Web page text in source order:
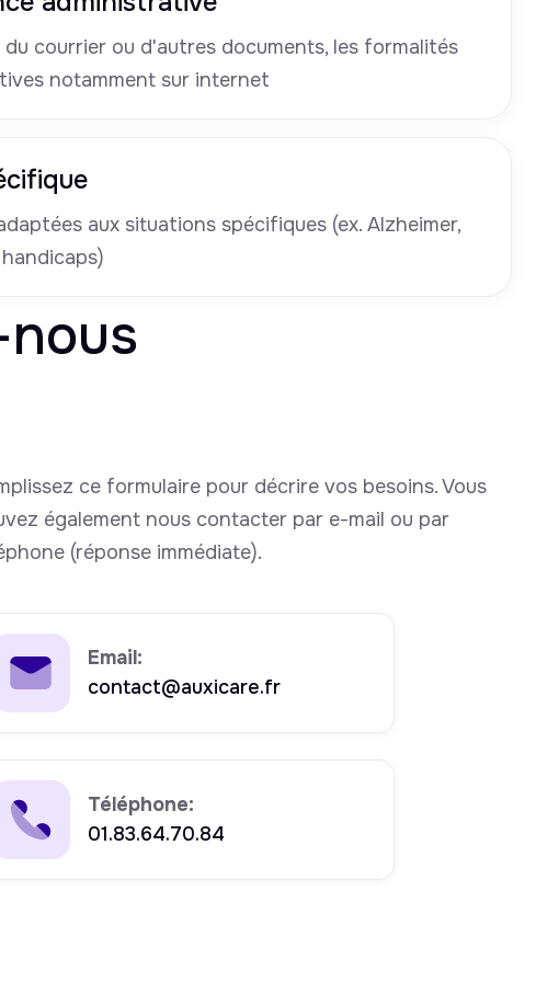
courrier ou d'autres documents, les formalités
notamment sur internet
aux situations spécifiques (ex. Alzheimer,
ce formulaire pour décrire vos besoins. Vous
également nous contacter par e-mail ou par
(réponse immédiate).
Email:
contact@auxicare.fr
Téléphone:
01.83.64.70.84